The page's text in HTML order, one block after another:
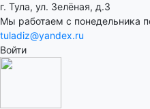
г. Тула, ул. Зелёная, д.3
Мы работаем с понедельника
tuladiz@yandex.ru
Войти